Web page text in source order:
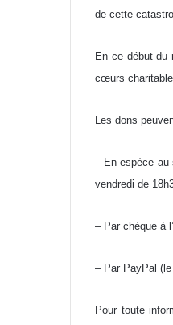
de cette
En ce début du
cœurs
Les dons
– En espèce au
vendredi de
– Par chèque à
– Par PayPal
Pour toute